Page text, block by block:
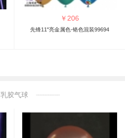
￥ 206
先锋11"亮金属色-铬色混装99694
乳胶气球